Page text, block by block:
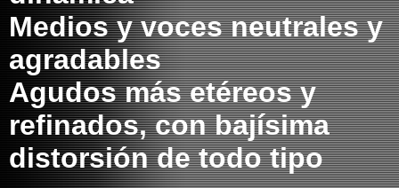
Medios y voces neutrales y
agradables
Agudos más etéreos y
refinados, con bajísima
distorsión de todo tipo